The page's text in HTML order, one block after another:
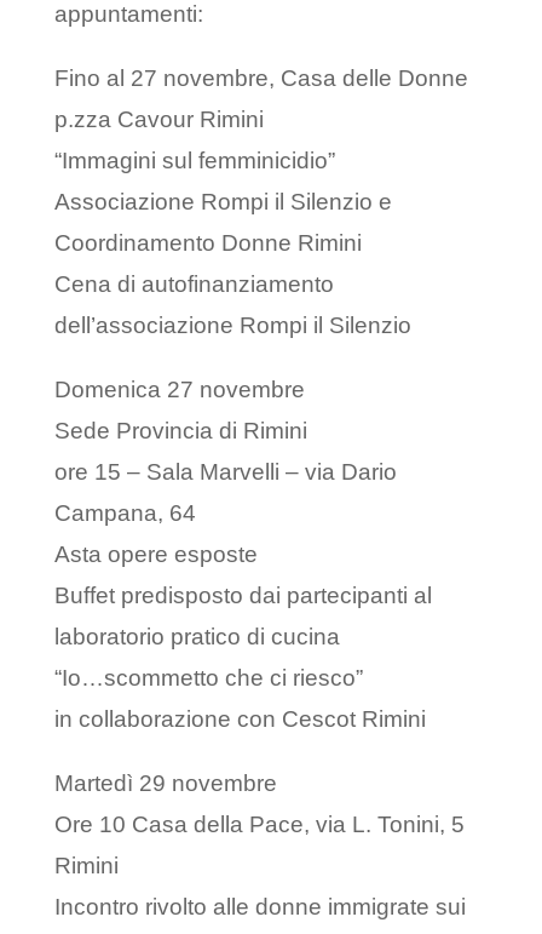
appuntamenti:
Fino al 27 novembre, Casa delle Donne
p.zza Cavour Rimini
“Immagini sul femminicidio”
Associazione Rompi il Silenzio e
Coordinamento Donne Rimini
Cena di autofinanziamento
dell’associazione Rompi il Silenzio
Domenica 27 novembre
Sede Provincia di Rimini
ore 15 – Sala Marvelli – via Dario
Campana, 64
Asta opere esposte
Buffet predisposto dai partecipanti al
laboratorio pratico di cucina
“Io…scommetto che ci riesco”
in collaborazione con Cescot Rimini
Martedì 29 novembre
Ore 10 Casa della Pace, via L. Tonini, 5
Rimini
Incontro rivolto alle donne immigrate sui